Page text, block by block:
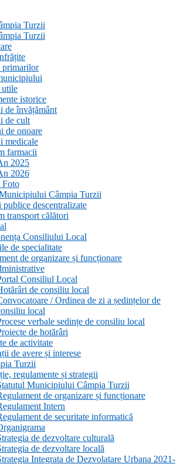
Turzii
Turzii
primarilor
utile
istorice
de învățământ
de cult
de onoare
medicale
farmacii
2025
2026
Foto
Câmpia Turzii
publice descentralizate
transport călători
Consiliului Local
de specialitate
de organizare și funcționare
Consiliul Local
de consiliu local
/ Ordinea de zi a ședințelor de
local
verbale sedințe de consiliu local
de hotărâri
de activitate
de avere și interese
Turzii
regulamente și strategii
Municipiului Câmpia Turzii
de organizare și funcționare
Intern
de securitate informatică
de dezvoltare culturală
de dezvoltare locală
Integrata de Dezvolatare Urbana 2021-